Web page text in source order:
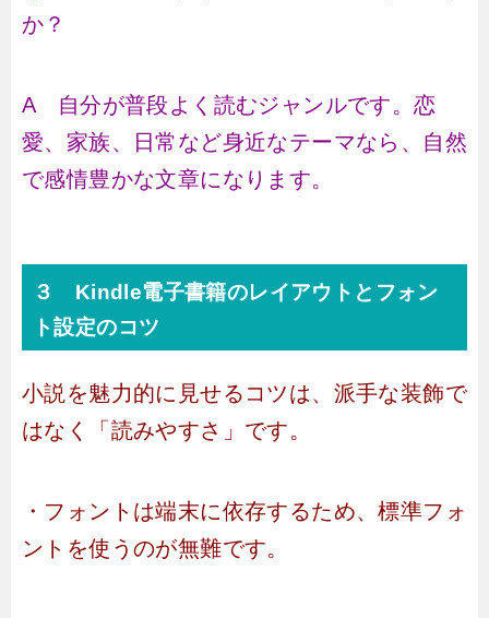
か？
A 自分が普段よく読むジャンルです。恋
愛、家族、日常など身近なテーマなら、自然
で感情豊かな文章になります。
３ Kindle電子書籍のレイアウトとフォン
ト設定のコツ
小説を魅力的に見せるコツは、派手な装飾で
はなく「読みやすさ」です。
・フォントは端末に依存するため、標準フォ
ントを使うのが無難です。